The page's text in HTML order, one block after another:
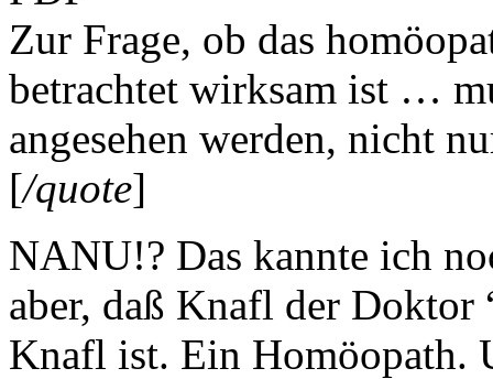
Zur Frage, ob das
betrachtet wirksam ist …
angesehen werden, nicht
[/quote]
NANU!? Das kannte ich
aber, daß Knafl der Doktor
Knafl ist. Ein Homöopath.